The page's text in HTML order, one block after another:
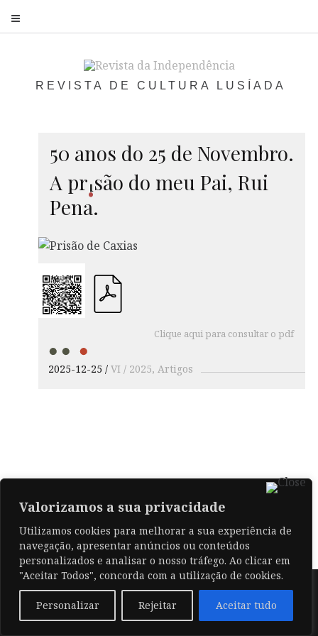
Valorizamos a sua privacidade
Utilizamos cookies para melhorar a sua experiência de
navegação, apresentar anúncios ou conteúdos
personalizados e analisar o nosso tráfego. Ao clicar em
"Aceitar Todos", concorda com a utilização de cookies.
Personalizar Rejeitar Aceitar tudo
REVISTA DE CULTURA LUSÍADA
50 anos do 25 de Novembro.
A prisão do meu Pai, Rui
Pena.
Clique aqui para consultar o pdf
2025-12-25 VI / 2025 Artigos
© 2026 .